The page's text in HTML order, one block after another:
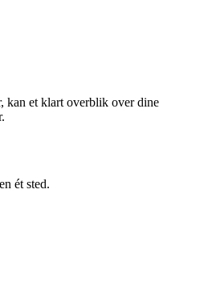
kan et klart overblik over dine
ét sted.